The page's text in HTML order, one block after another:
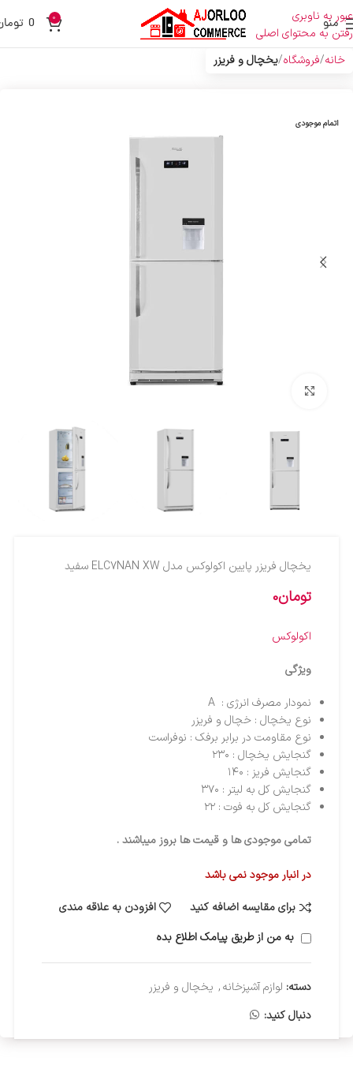
عبور به ناوبری
رفتن به محتوای اصلی
منو 0
0
خانه فروشگاه یخچال و فریزر
اتمام موجودی
يخچال فريزر پايين اکولوکس مدل ELC7NAN XW سفید
تومان0
اکولوکس
ویژگی
نمودار مصرف انرژی : A
نوع یخچال : خچال و فریزر
نوع مقاومت در برابر برفک : نوفراست
گنجایش یخچال : ۲۳۰
گنجایش فریز : ۱۴۰
گنجایش کل به لیتر : ۳۷۰
گنجایش کل به فوت : ۲۲
تمامی موجودی ها و قیمت ها بروز میباشند .
در انبار موجود نمی باشد
برای مقایسه اضافه کنید
افزودن به علاقه مندی
به من از طریق پیامک اطلاع بده
دسته: لوازم آشپزخانه, یخچال و فریزر
دنبال کنید: